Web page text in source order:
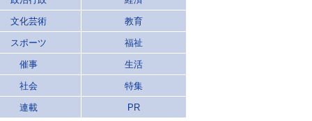
文化芸術 教育
スポーツ 福祉
催事 生活
社会 特集
連載 PR